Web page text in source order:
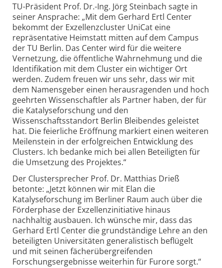
TU-Präsident Prof. Dr.-Ing. Jörg Steinbach sagte in
seiner Ansprache: „Mit dem Gerhard Ertl Center
bekommt der Exzellenzcluster UniCat eine
repräsentative Heimstatt mitten auf dem Campus
der TU Berlin. Das Center wird für die weitere
Vernetzung, die öffentliche Wahrnehmung und die
Identifikation mit dem Cluster ein wichtiger Ort
werden. Zudem freuen wir uns sehr, dass wir mit
dem Namensgeber einen herausragenden und hoch
geehrten Wissenschaftler als Partner haben, der für
die Katalyseforschung und den
Wissenschaftsstandort Berlin Bleibendes geleistet
hat. Die feierliche Eröffnung markiert einen weiteren
Meilenstein in der erfolgreichen Entwicklung des
Clusters. Ich bedanke mich bei allen Beteiligten für
die Umsetzung des Projektes.“
Der Clustersprecher Prof. Dr. Matthias Drieß
betonte: „Jetzt können wir mit Elan die
Katalyseforschung im Berliner Raum auch über die
Förderphase der Exzellenzinitiative hinaus
nachhaltig ausbauen. Ich wünsche mir, dass das
Gerhard Ertl Center die grundständige Lehre an den
beteiligten Universitäten generalistisch beflügelt
und mit seinen fächerübergreifenden
Forschungsergebnisse weiterhin für Furore sorgt.“